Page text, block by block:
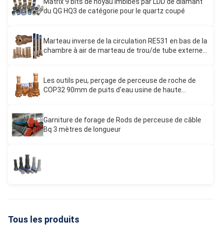
du QG HQ3 de catégorie pour le quartz coupé
Marteau inverse de la circulation RE531 en bas de la
chambre à air de marteau de trou/de tube externe
Les outils peu, perçage de perceuse de roche de
COP32 90mm de puits d'eau usine de haute
Garniture de forage de Rods de perceuse de câble
Bq 3 mètres de longueur
Tous les produits